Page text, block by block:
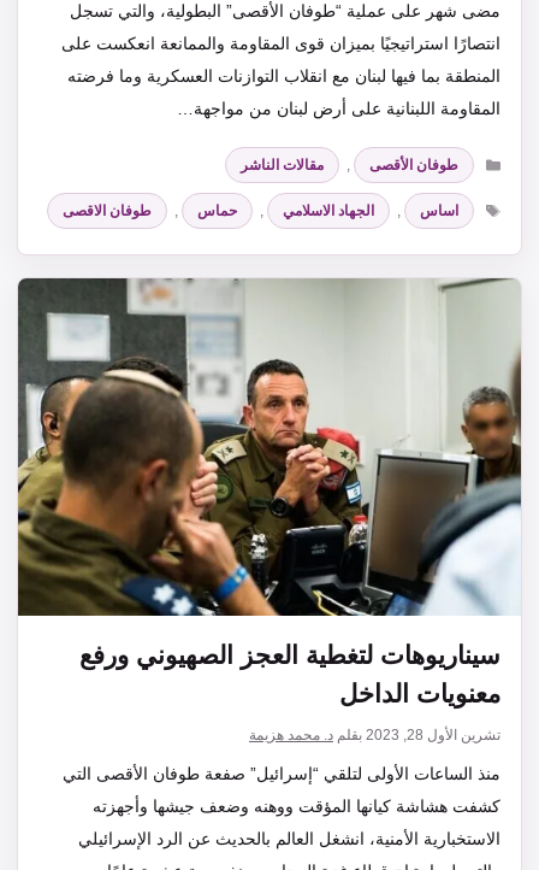
مضى شهر على عملية “طوفان الأقصى” البطولية، والتي تسجل
انتصارًا استراتيجيًا بميزان قوى المقاومة والممانعة انعكست على
المنطقة بما فيها لبنان مع انقلاب التوازنات العسكرية وما فرضته
المقاومة اللبنانية على أرض لبنان من مواجهة…
التصنيفات
طوفان الأقصى ,
مقالات الناشر
الوسوم
اساس , الجهاد الاسلامي , حماس , طوفان الاقصى
سيناريوهات لتغطية العجز الصهيوني ورفع
معنويات الداخل
تشرين الأول 28, 2023 بقلم د. محمد هزيمة
منذ الساعات الأولى لتلقي “إسرائيل” صفعة طوفان الأقصى التي
كشفت هشاشة كيانها المؤقت ووهنه وضعف جيشها وأجهزته
الاستخبارية الأمنية، انشغل العالم بالحديث عن الرد الإسرائيلي